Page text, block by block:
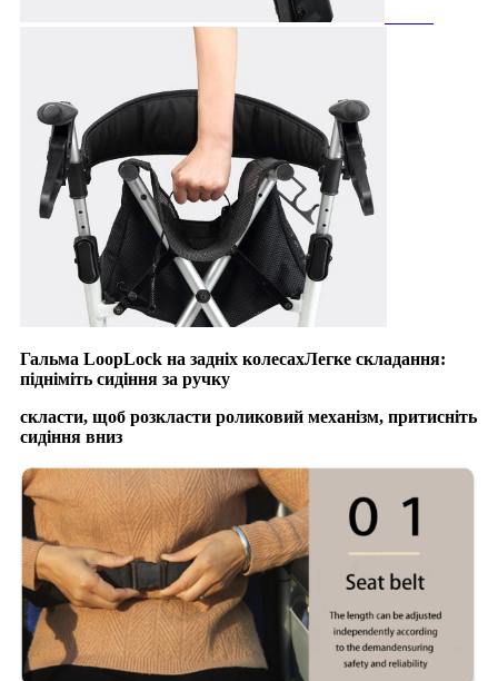
Гальма LoopLock на задніх колесахЛегке складання:
підніміть сидіння за ручку
скласти, щоб розкласти роликовий механізм, притисніть
сидіння вниз